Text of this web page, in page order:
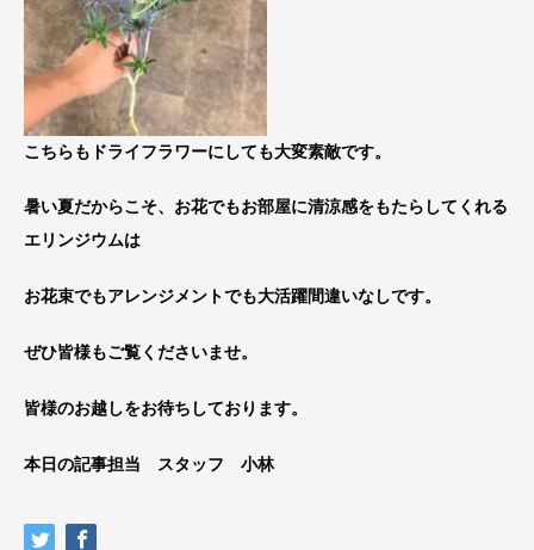
こちらもドライフラワーにしても大変素敵です。
暑い夏だからこそ、お花でもお部屋に清涼感をもたらしてくれる
エリンジウムは
お花束でもアレンジメントでも大活躍間違いなしです。
ぜひ皆様もご覧くださいませ。
皆様のお越しをお待ちしております。
本日の記事担当 スタッフ 小林